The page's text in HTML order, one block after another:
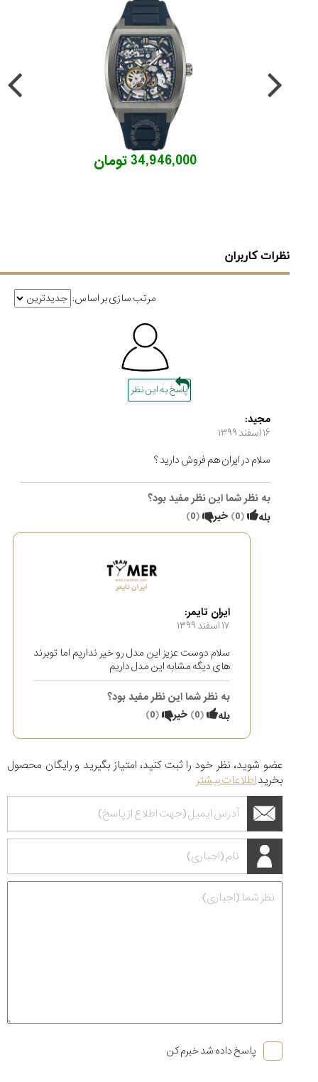
34,946,000 تومان
نظرات کاربران
مرتب سازی بر اساس:
پاسخ به این نظر
مجید:
۱۶ اسفند ۱۳۹۹
سلام در ایران هم فروش دارید ؟
به نظر شما این نظر مفید بود؟
بله
(
0
) خیر (
0
)
ایران تایمر:
۱۷ اسفند ۱۳۹۹
سلام دوست عزیز این مدل رو خیر نداریم اما توبرند
های دیگه مشابه این مدل داریم
به نظر شما این نظر مفید بود؟
بله
(
0
) خیر (
0
)
عضو شوید، نظر خود را ثبت کنید، امتیاز بگیرید و رایگان محصول
بخریداطلاعات بیشتر
پاسخ داده شد خبرم کن